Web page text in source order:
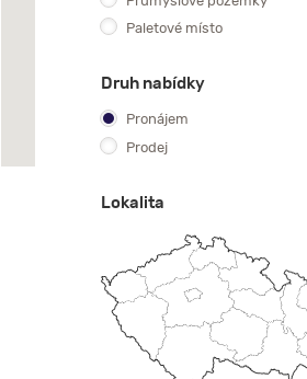
Paletové místo
Druh nabídky
Pronájem
Prodej
Lokalita